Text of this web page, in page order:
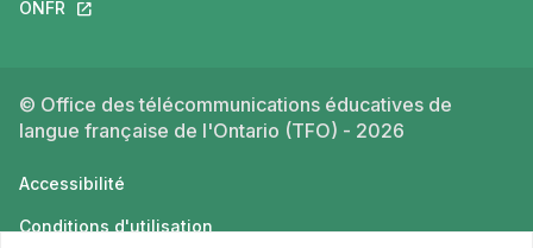
ONFR Ce lien s'ouvrira dans un nouvel onglet.
© Office des télécommunications éducatives de
langue française de l'Ontario (TFO) - 2026
Accessibilité
Conditions d'utilisation